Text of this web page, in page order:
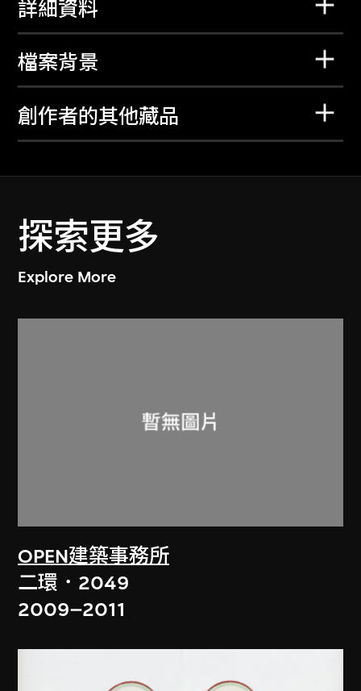
詳細資料
檔案背景
創作者的其他藏品
探索更多
Explore More
OPEN建築事務所
二環．2049
2009–2011